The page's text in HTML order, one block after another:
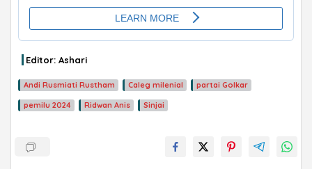
Editor: Ashari
Andi Rusmiati Rustham Caleg milenial partai Golkar
pemilu 2024 Ridwan Anis Sinjai